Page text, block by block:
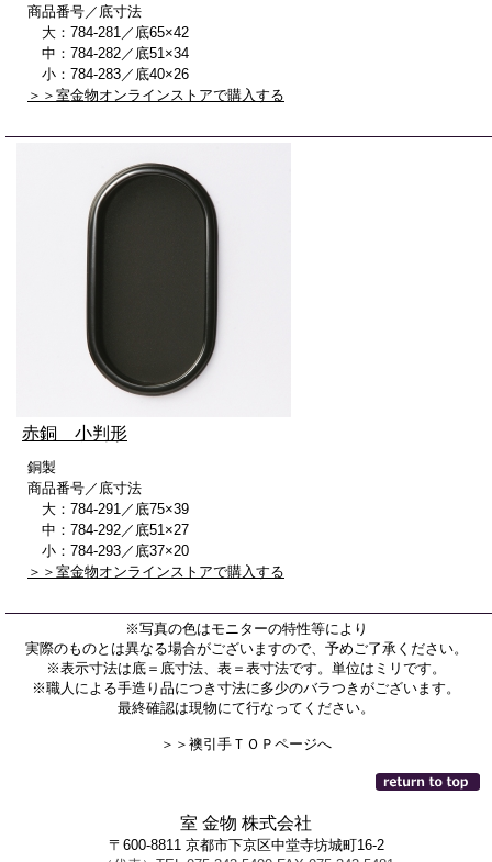
商品番号／底寸法
大：784-281／底65×42
中：784-282／底51×34
小：784-283／底40×26
＞＞室金物オンラインストアで購入する
赤銅 小判形
銅製
商品番号／底寸法
大：784-291／底75×39
中：784-292／底51×27
小：784-293／底37×20
＞＞室金物オンラインストアで購入する
※写真の色はモニターの特性等により
実際のものとは異なる場合がございますので、予めご了承ください。
※表示寸法は底＝底寸法、表＝表寸法です。単位はミリです。
※職人による手造り品につき寸法に多少のバラつきがございます。
最終確認は現物にて行なってください。
＞＞襖引手ＴＯＰページへ
室 金物 株式会社
〒600-8811 京都市下京区中堂寺坊城町16-2